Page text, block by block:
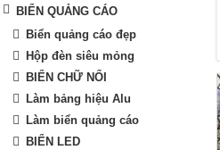
BIỂN QUẢNG CÁO
Biển quảng cáo đẹp
Hộp đèn siêu mỏng
BIỂN CHỮ NỔI
Làm bảng hiệu Alu
Làm biển quảng cáo
BIỂN LED